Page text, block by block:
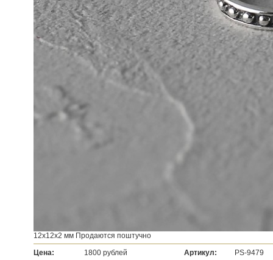
12x12x2 мм Продаются поштучно
Цена:
1800 рублей Артикул: PS-9479